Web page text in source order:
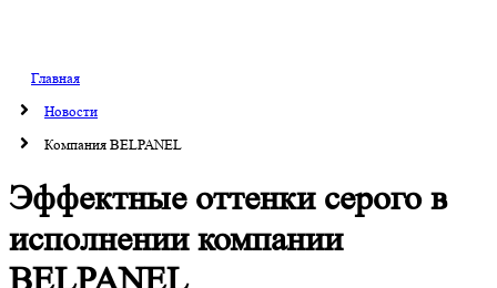
Главная
Новости
Компания BELPANEL
Эффектные оттенки серого в
исполнении компании